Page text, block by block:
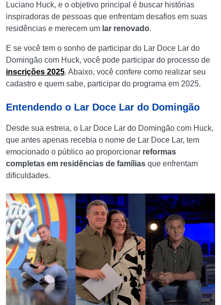
Luciano Huck, e o objetivo principal é buscar histórias
inspiradoras de pessoas que enfrentam desafios em suas
residências e merecem um lar renovado.
E se você tem o sonho de participar do Lar Doce Lar do
Domingão com Huck, você pode participar do processo de
inscrições 2025. Abaixo, você confere como realizar seu
cadastro e quem sabe, participar do programa em 2025.
Entendendo o Lar Doce Lar do Domingão
Desde sua estreia, o Lar Doce Lar do Domingão com Huck,
que antes apenas recebia o nome de Lar Doce Lar, tem
emocionado o público ao proporcionar reformas
completas em residências de famílias que enfrentam
dificuldades.